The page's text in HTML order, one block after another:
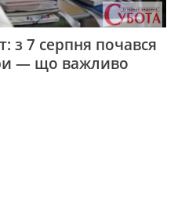
з 7 серпня почався
— що важливо